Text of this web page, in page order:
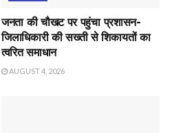
जनता की चौखट पर पहुंचा प्रशासन-
जिलाधिकारी की सख्ती से शिकायतों का
त्वरित समाधान
AUGUST 4, 2026